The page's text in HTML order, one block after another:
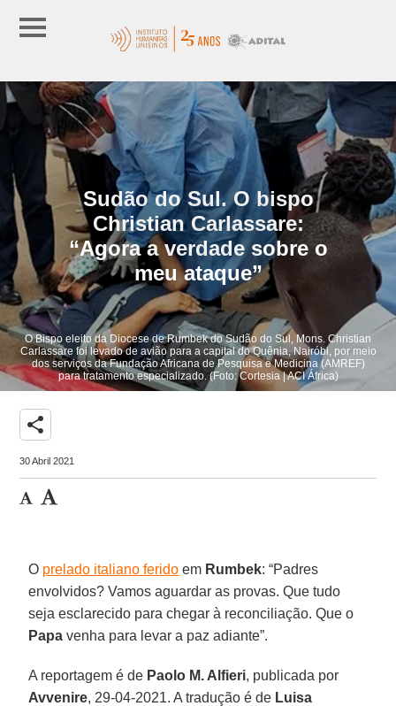
Sudão do Sul. O bispo
Christian Carlassare:
“Agora a verdade sobre o
meu ataque”
O Bispo eleito da Diocese de Rumbek do Sudão do Sul, Mons. Christian
Carlassare foi levado de avião para a capital do Quênia, Nairóbi, por meio
dos serviços da Fundação Africana de Pesquisa e Medicina (AMREF)
para tratamento especializado. (Foto: Cortesia | ACI África)
share
30 Abril 2021
O prelado italiano ferido em Rumbek: “Padres
envolvidos? Vamos aguardar as provas. Que tudo
seja esclarecido para chegar à reconciliação. Que o
Papa venha para levar a paz adiante”.
A reportagem é de Paolo M. Alfieri, publicada por
Avvenire, 29-04-2021. A tradução é de Luisa